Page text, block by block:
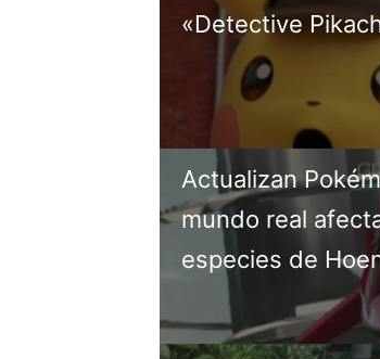
«Detective
Actualizan
mundo real
especies de